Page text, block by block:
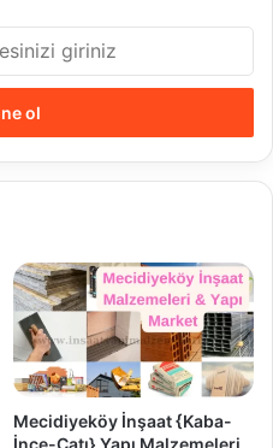
Mecidiyeköy İnşaat {Kaba-